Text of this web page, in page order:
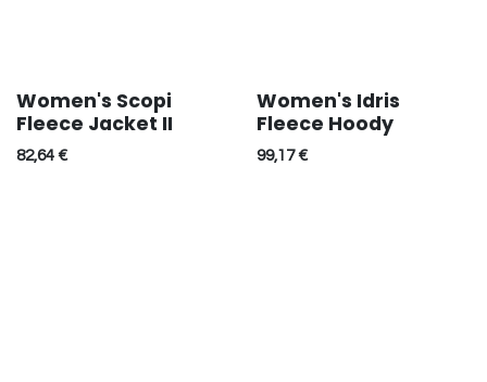
Réduction
Women's Scopi
Fleece Jacket II
82,64 €
Women's Idris
Fleece Hoody
99,17€